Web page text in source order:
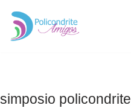
Pular
simposio policondrite